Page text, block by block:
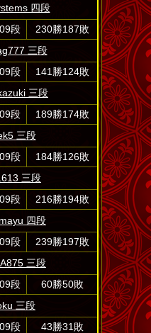
四段
段
230勝187敗
三段
段
141勝124敗
三段
段
189勝174敗
三段
段
184勝126敗
三段
段
216勝194敗
四段
段
239勝197敗
三段
段
60勝50敗
三段
段
43勝31敗